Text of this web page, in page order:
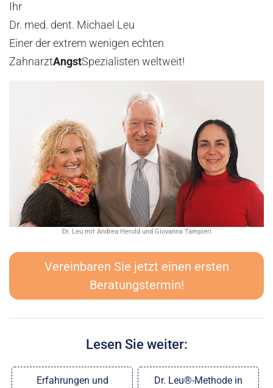
Ihr
Dr. med. dent. Michael Leu
Einer der extrem wenigen echten
ZahnarztAngstSpezialisten weltweit!
Dr. Leu mit Andrea Herold und Giovanna Tampieri
Vereinbaren Sie jetzt einen ersten
Beratungstermin!
Lesen Sie weiter:
Erfahrungen und
Dr. Leu®-Methode in